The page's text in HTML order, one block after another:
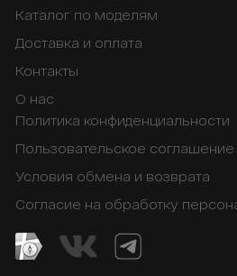
Каталог по моделям
Доставка и оплата
Контакты
О нас
Политика конфиденциальности
Пользовательское соглашение
Условия обмена и возврата
Согласие на обработку